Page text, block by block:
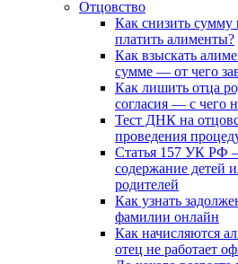
Отцовство
Как снизить сумму
платить алименты?
Как взыскать
сумме — от чего
Как лишить отца
согласия — с чего
Тест ДНК на
проведения
Статья 157 УК РФ
содержание детей
родителей
Как узнать
фамилии онлайн
Как начисляются
отец не работает